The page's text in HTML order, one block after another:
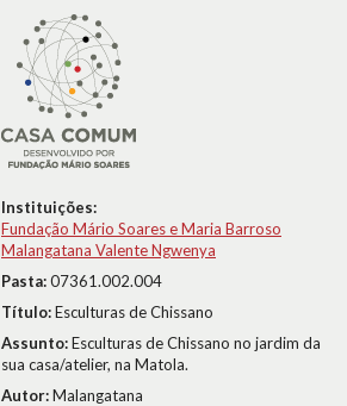
Instituições:
Fundação Mário Soares e Maria Barroso
Malangatana Valente Ngwenya
Pasta:07361.002.004
Título:Esculturas de Chissano
Assunto:Esculturas de Chissano no jardim da
sua casa/atelier, na Matola.
Autor:Malangatana